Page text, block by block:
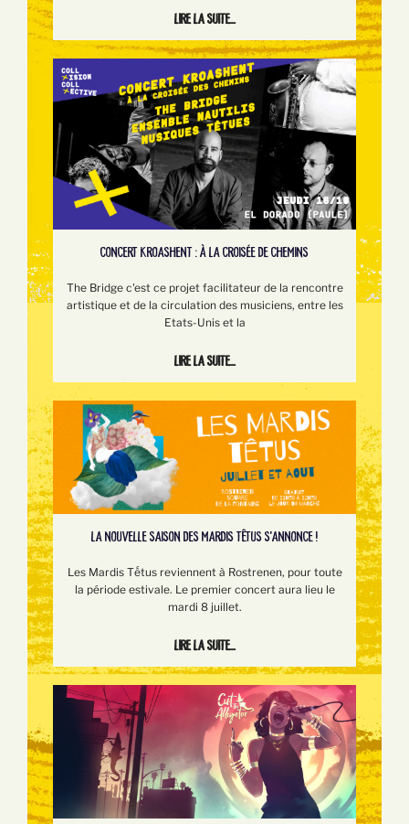
Lire la suite...
CONCERT KROASHENT : À LA CROISÉE DE CHEMINS
The Bridge c'est ce projet facilitateur de la rencontre
artistique et de la circulation des musiciens, entre les
Etats-Unis et la
Lire la suite...
LA NOUVELLE SAISON DES MARDIS TÊTUS S'ANNONCE !
Les Mardis Tếtus reviennent à Rostrenen, pour toute
la période estivale. Le premier concert aura lieu le
mardi 8 juillet.
Lire la suite...